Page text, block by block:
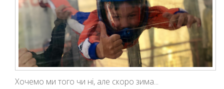
Хочемо ми того чи ні, але скоро зима...